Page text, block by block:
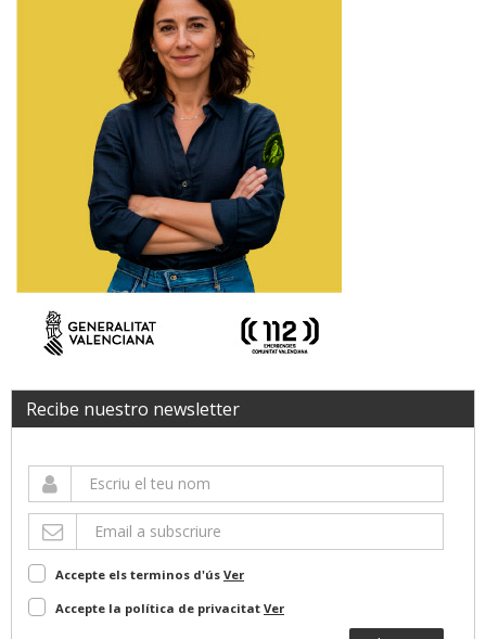
Recibe nuestro newsletter
Accepte els terminos d'ús Ver
Accepte la política de privacitat Ver